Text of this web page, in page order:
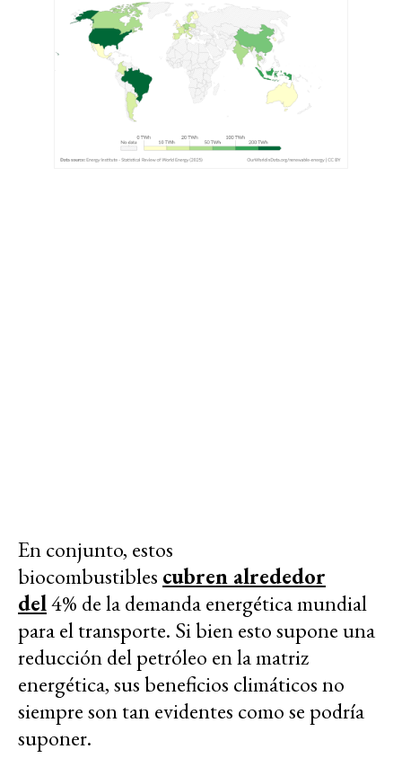
En conjunto, estos
biocombustibles cubren alrededor
del4% de la demanda energética mundial
para el transporte. Si bien esto supone una
reducción del petróleo en la matriz
energética, sus beneficios climáticos no
siempre son tan evidentes como se podría
suponer.